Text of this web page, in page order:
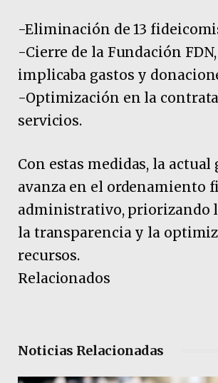
-Eliminación de 13
-Cierre de la Fundación
implicaba gastos y
-Optimización en la
servicios.
Con estas medidas, la actual
avanza en el ordenamiento
administrativo, priorizando
la transparencia y la
recursos.
Relacionados
Noticias Relacionadas